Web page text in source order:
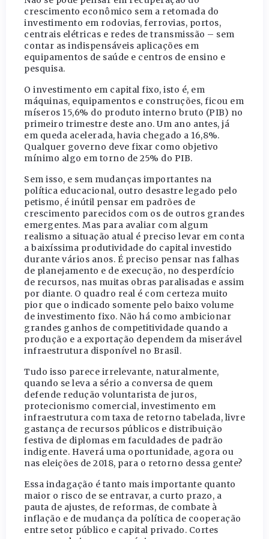
crescimento econômico sem a retomada do
investimento em rodovias, ferrovias, portos,
centrais elétricas e redes de transmissão – sem
contar as indispensáveis aplicações em
equipamentos de saúde e centros de ensino e
pesquisa.
O investimento em capital fixo, isto é, em
máquinas, equipamentos e construções, ficou em
míseros 15,6% do produto interno bruto (PIB) no
primeiro trimestre deste ano. Um ano antes, já
em queda acelerada, havia chegado a 16,8%.
Qualquer governo deve fixar como objetivo
mínimo algo em torno de 25% do PIB.
Sem isso, e sem mudanças importantes na
política educacional, outro desastre legado pelo
petismo, é inútil pensar em padrões de
crescimento parecidos com os de outros grandes
emergentes. Mas para avaliar com algum
realismo a situação atual é preciso levar em conta
a baixíssima produtividade do capital investido
durante vários anos. É preciso pensar nas falhas
de planejamento e de execução, no desperdício
de recursos, nas muitas obras paralisadas e assim
por diante. O quadro real é com certeza muito
pior que o indicado somente pelo baixo volume
de investimento fixo. Não há como ambicionar
grandes ganhos de competitividade quando a
produção e a exportação dependem da miserável
infraestrutura disponível no Brasil.
Tudo isso parece irrelevante, naturalmente,
quando se leva a sério a conversa de quem
defende redução voluntarista de juros,
protecionismo comercial, investimento em
infraestrutura com taxa de retorno tabelada, livre
gastança de recursos públicos e distribuição
festiva de diplomas em faculdades de padrão
indigente. Haverá uma oportunidade, agora ou
nas eleições de 2018, para o retorno dessa gente?
Essa indagação é tanto mais importante quanto
maior o risco de se entravar, a curto prazo, a
pauta de ajustes, de reformas, de combate à
inflação e de mudança da política de cooperação
entre setor público e capital privado. Cortes